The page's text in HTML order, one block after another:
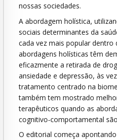
nossas sociedades.
A abordagem holística,
sociais determinantes da
cada vez mais popular dentro
abordagens holísticas têm
eficazmente a retirada de
ansiedade e depressão, às
tratamento centrado na
também tem mostrado
terapêuticos quando as
cognitivo-comportamental
O editorial começa